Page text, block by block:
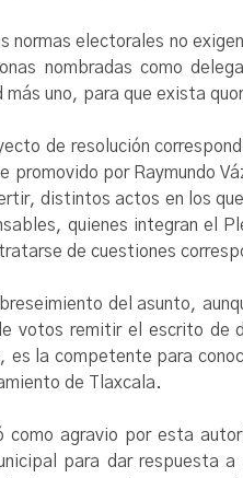
normas electorales no
nombradas como
uno, para que exista
de resolución
promovido por Raymundo
distintos actos en los
quienes integran el
de cuestiones
del asunto,
votos remitir el escrito de
es la competente para
de Tlaxcala.
como agravio por esta
para dar respuesta